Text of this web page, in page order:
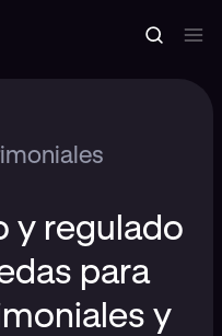
y regulado
para
y